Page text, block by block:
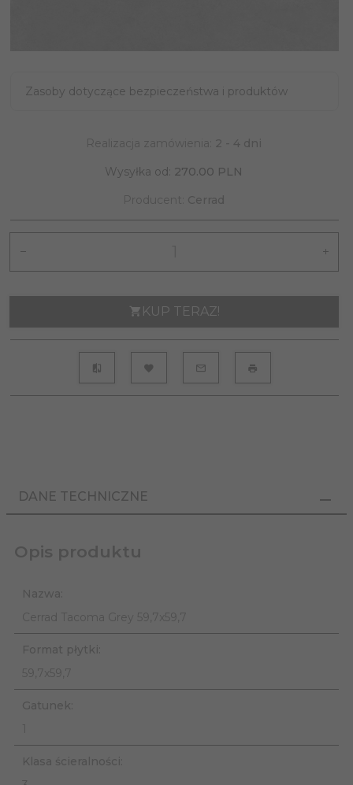
Zasoby dotyczące bezpieczeństwa i produktów
Realizacja zamówienia: 2 - 4 dni
Wysyłka od: 270.00 PLN
Producent: Cerrad
KUP TERAZ!
DANE TECHNICZNE
Opis produktu
Nazwa:
Cerrad Tacoma Grey 59,7x59,7
Format płytki:
59,7x59,7
Gatunek:
1
Klasa ścieralności: